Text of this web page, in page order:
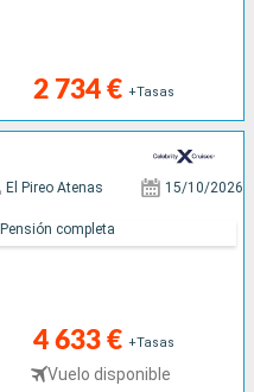
2 734 € +Tasas
El Pireo Atenas 15/10/2026
4 633 € +Tasas
Vuelo disponible
Pensión completa